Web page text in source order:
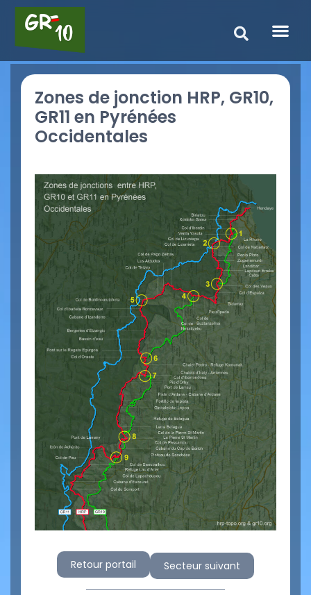
Zones de jonction HRP, GR10,
GR11 en Pyrénées
Occidentales
Retour portail Secteur suivant